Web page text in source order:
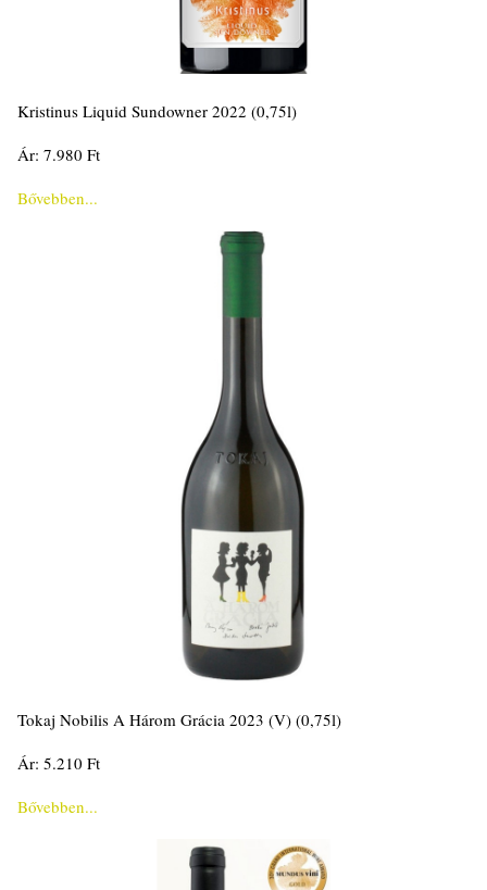
Kristinus Liquid Sundowner 2022 (0,75l)
Ár: 7.980 Ft
Bővebben...
Tokaj Nobilis A Három Grácia 2023 (V) (0,75l)
Ár: 5.210 Ft
Bővebben...